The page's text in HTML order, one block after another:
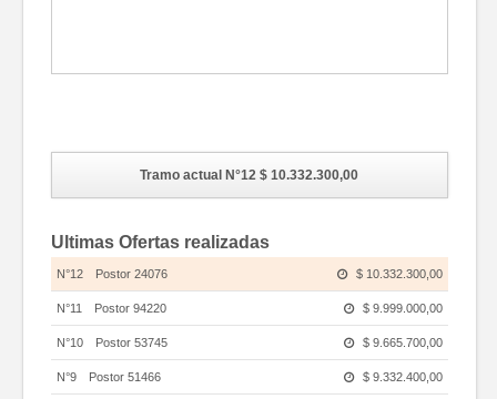
Tramo actual N°12 $ 10.332.300,00
Ultimas Ofertas realizadas
N°12 Postor 24076 $ 10.332.300,00
N°11 Postor 94220 $ 9.999.000,00
N°10 Postor 53745 $ 9.665.700,00
N°9 Postor 51466 $ 9.332.400,00